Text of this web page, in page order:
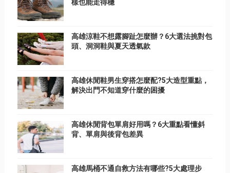
樣也能走得穩
高雄涼鞋不想露腳趾怎麼辦？6大選法挑對包
頭、洞洞鞋與夏天透氣款
高雄休閒鞋男生穿搭怎麼配?5大造型重點，
解決出門不知道穿什麼的困擾
高雄休閒背包單肩好用嗎？6大重點看懂斜
背、單肩與後背包差異
高雄馬桶不通自救方法有哪些?5大處理步